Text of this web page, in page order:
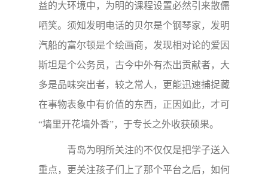
益的大环境中，为明的课程设置必然引来散儒
哂笑。须知发明电话的贝尔是个钢琴家，发明
汽船的富尔顿是个绘画商，发现相对论的爱因
斯坦是个公务员，古今中外有杰出贡献者，大
多是品味突出者，较之常人，更能迅速捕捉藏
在事物表象中有价值的东西，正因如此，才可
“墙里开花墙外香”，于专长之外收获硕果。
青岛为明所关注的不仅仅是把学子送入
重点，更关注孩子们上了那个平台之后，如何